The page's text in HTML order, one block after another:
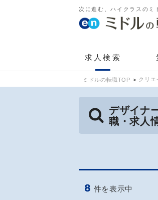
次に進む、ハイクラスのミ
求人検索
ミドルの転職TOP クリエ
デザイナ
職・求人
8 件を表示中